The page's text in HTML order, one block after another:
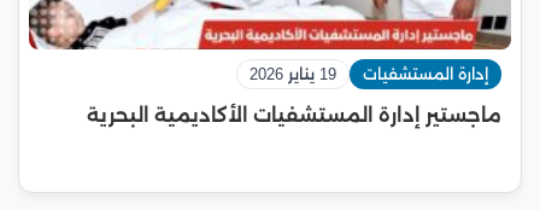
إدارة المستشفيات 19 يناير 2026
ماجستير إدارة المستشفيات الأكاديمية البحرية